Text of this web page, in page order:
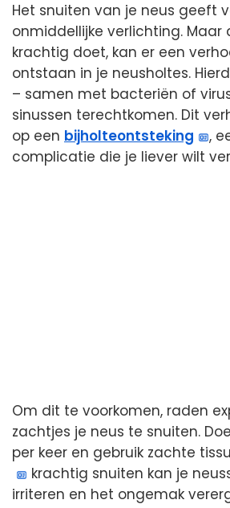
Het snuiten van je neus geeft
onmiddellijke verlichting. Maar
krachtig doet, kan er een
ontstaan in je neusholtes.
– samen met bacteriën of
sinussen terechtkomen. Dit
op een bijholteontsteking
,
complicatie die je liever wilt
Om dit te voorkomen, raden
zachtjes je neus te snuiten.
per keer en gebruik zachte
krachtig snuiten kan je
irriteren en het ongemak